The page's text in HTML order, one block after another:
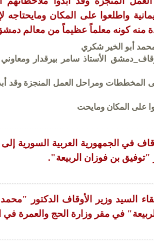
واطلعوا على المكان ومايحتاجه
منه كونه معلماً عظيماً من معالم
أبو الخير شكري
الأستاذ سامر بيرقدار ومعاوني
ومراحل العمل المنجزة وقد
على المكان ومايحت
في الجمهورية العربية السورية إلى
"توفيق بن فوزان الربيعة".
لقاء السيد وزير الأوقاف الدكتور
في مقر وزارة الحج والعمرة في